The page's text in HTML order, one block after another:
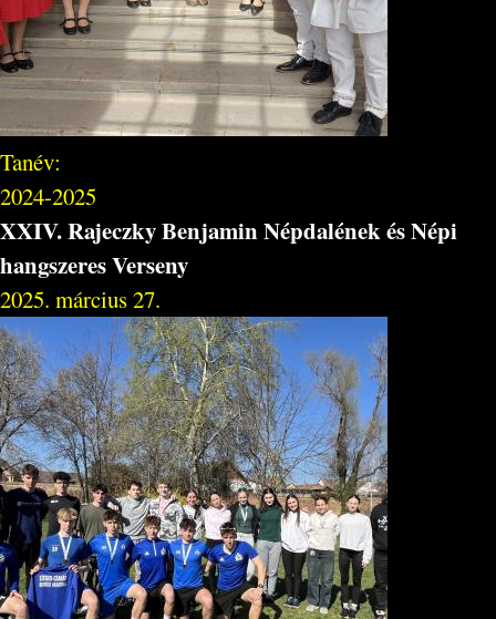
Tanév:
2024-2025
XXIV. Rajeczky Benjamin Népdalének és Népi
hangszeres Verseny
2025. március 27.